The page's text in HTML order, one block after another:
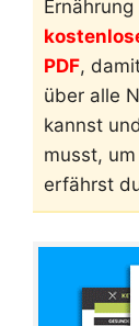
PDF,
über alle
kannst
musst,
erfährst